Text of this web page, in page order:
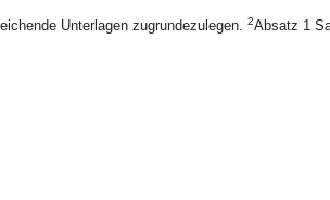
Unterlagen zugrundezulegen. 2Absatz 1